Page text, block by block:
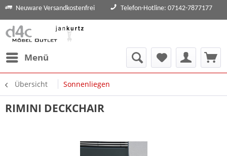
Neuware Versandkostenfrei Telefon-Hotline: 07142-7877177
Menü
Übersicht Sonnenliegen
RIMINI DECKCHAIR